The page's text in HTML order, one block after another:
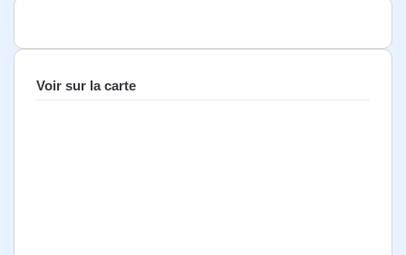
Voir sur la carte